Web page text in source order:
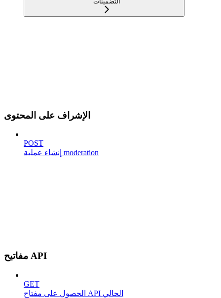
الإشراف على المحتوى
POST
إنشاء عملية moderation
مفاتيح API
GET
الحصول على مفتاح API الحالي